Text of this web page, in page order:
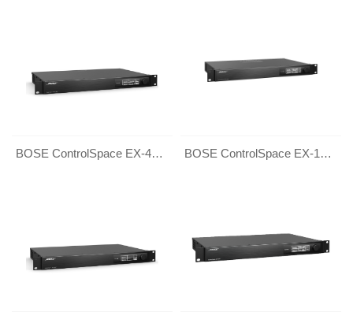
BOSE ControlSpace EX-440C 远程会议音频处理器 BOSE ControlSpace EX-1280C 远程会议音频处理器